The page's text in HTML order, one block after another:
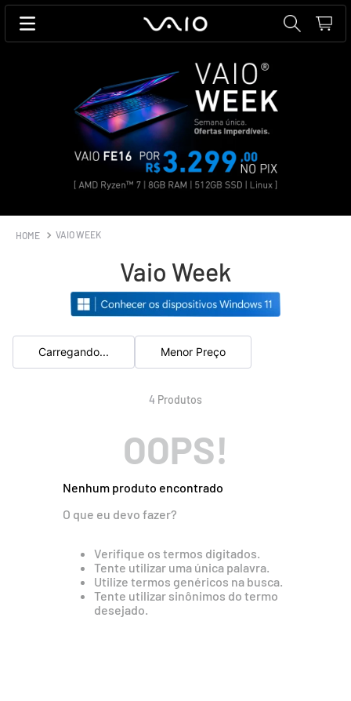
VAIO WEEK
Vaio Week
Carregando... Menor Preço
4 Produtos
OOPS!
Nenhum produto encontrado
O que eu devo fazer?
Verifique os termos digitados.
Tente utilizar uma única palavra.
Utilize termos genéricos na busca.
Tente utilizar sinônimos do termo
desejado.